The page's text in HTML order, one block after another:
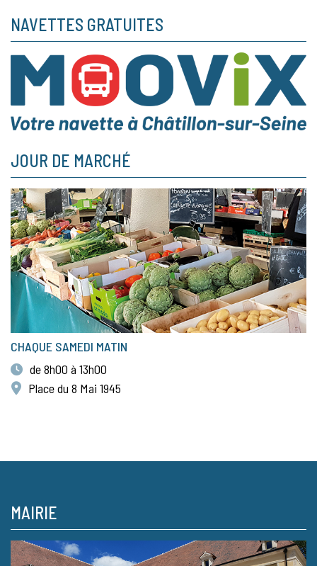
NAVETTES GRATUITES
JOUR DE MARCHÉ
CHAQUE SAMEDI MATIN
de 8h00 à 13h00
Place du 8 Mai 1945
MAIRIE